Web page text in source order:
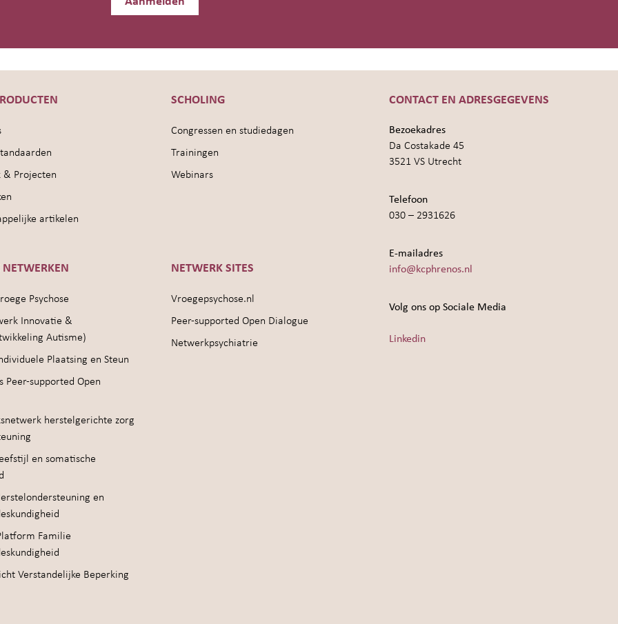
& Projecten
artikelen
SCHOLING
Congressen en studiedagen
Trainingen
Webinars
NETWERKEN
Psychose
Innovatie &
Autisme)
Plaatsing en Steun
Peer-supported Open
herstelgerichte zorg
en somatische
en
Familie
Verstandelijke Beperking
NETWERK SITES
Vroegepsychose.nl
Peer-supported Open Dialogue
Netwerkpsychiatrie
CONTACT EN ADRESGEGEVENS
Bezoekadres
Da Costakade 45
3521 VS Utrecht
Telefoon
030 – 2931626
E-mailadres
info@kcphrenos.nl
Volg ons op Sociale Media
Linkedin